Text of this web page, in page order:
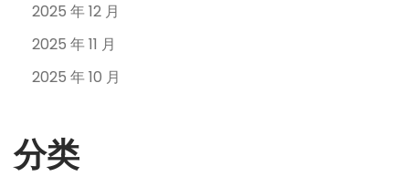
2025 年 12 月
2025 年 11 月
2025 年 10 月
分类